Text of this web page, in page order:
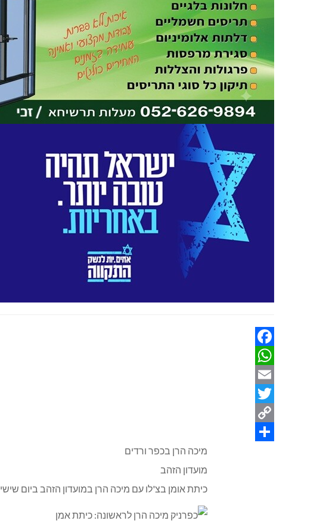
Facebook
WhatsApp
Email
Twitter
Copy
מיכה הרן בכפר ורדים
מועדון הזהב
כיתת אומן בצ'לו עם מיכה הרן במועדון הזהב ביום שישי 24.7.15 / 11:00-16:30